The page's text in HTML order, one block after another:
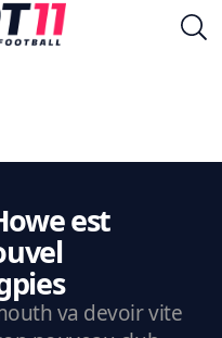
est
va devoir vite